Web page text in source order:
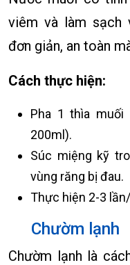
viêm và làm sạch
đơn giản, an toàn
Cách thực hiện:
Pha 1 thìa
200ml).
Súc miệng kỹ
vùng răng bị đau.
Thực hiện 2-3
Chườm lạnh
Chườm lạnh là